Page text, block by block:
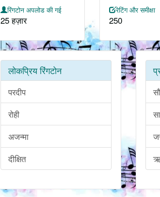
रिंगटोन अपलोड की गई
25 हज़ार
रेटिंग और समीक्षा
250
लोकप्रिय रिंगटोन
परदीप
रोही
अजन्मा
दीक्षित